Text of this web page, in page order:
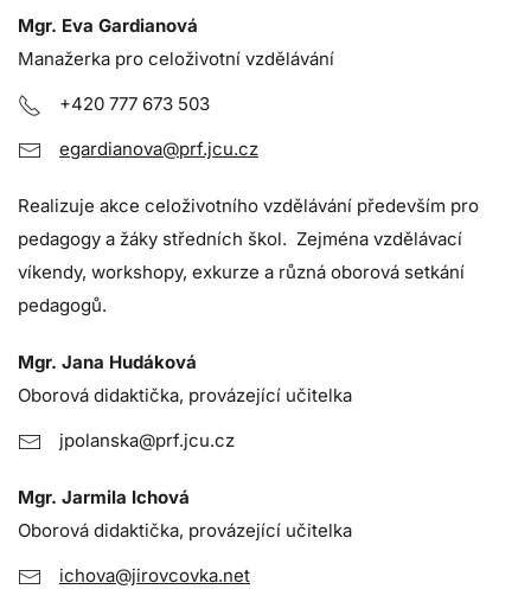
Mgr. Eva Gardianová
Manažerka pro celoživotní vzdělávání
+420 777 673 503
egardianova@prf.jcu.cz
Realizuje akce celoživotního vzdělávání především pro
pedagogy a žáky středních škol. Zejména vzdělávací
víkendy, workshopy, exkurze a různá oborová setkání
pedagogů.
Mgr. Jana Hudáková
Oborová didaktička, provázející učitelka
jpolanska@prf.jcu.cz
Mgr. Jarmila Ichová
Oborová didaktička, provázející učitelka
ichova@jirovcovka.net